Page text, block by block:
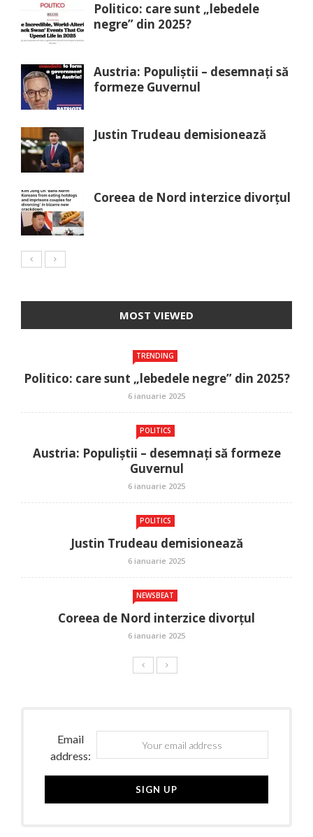
Politico: care sunt „lebedele
negre” din 2025?
Austria: Populiștii – desemnați să
formeze Guvernul
Justin Trudeau demisionează
Coreea de Nord interzice divorțul
MOST VIEWED
TRENDING
Politico: care sunt „lebedele negre” din 2025?
6 ianuarie 2025
POLITICS
Austria: Populiștii – desemnați să formeze
Guvernul
6 ianuarie 2025
POLITICS
Justin Trudeau demisionează
6 ianuarie 2025
NEWSBEAT
Coreea de Nord interzice divorțul
6 ianuarie 2025
Email
address: